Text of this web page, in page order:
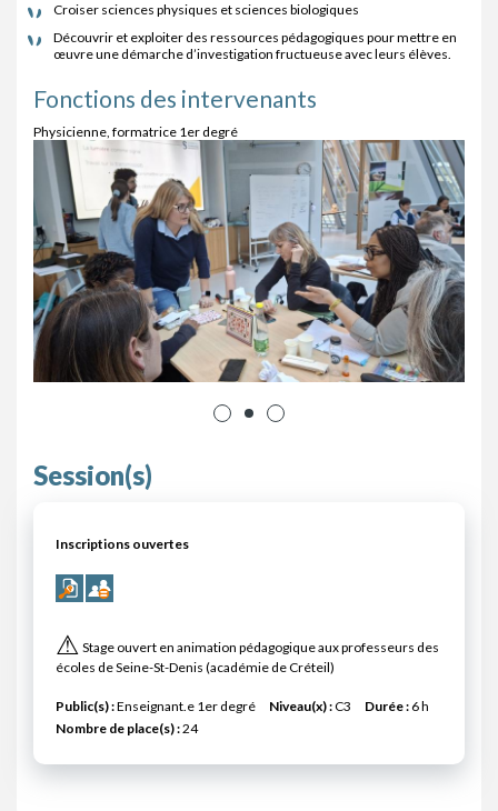
Croiser sciences physiques et sciences biologiques
Découvrir et exploiter des ressources pédagogiques pour mettre en
œuvre une démarche d’investigation fructueuse avec leurs élèves.
Fonctions des intervenants
Physicienne, formatrice 1er degré
Session(s)
Inscriptions ouvertes
⚠ Stage ouvert en animation pédagogique aux professeurs des
écoles de Seine-St-Denis (académie de Créteil)
Public(s) :Enseignant.e 1er degré Niveau(x) :C3 Durée : 6 h
Nombre de place(s) :24